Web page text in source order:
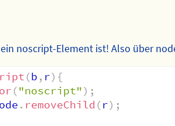
noscript-Element ist! Also über
(b , r) {
("noscript") ;
. removeChild (r) ;